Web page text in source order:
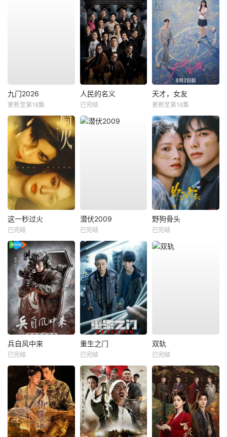
九门2026
更新至第18集
人民的名义
已完结
天才，女友
更新至第16集
这一秒过火
已完结
潜伏2009
已完结
野狗骨头
已完结
兵自风中来
已完结
重生之门
已完结
双轨
已完结